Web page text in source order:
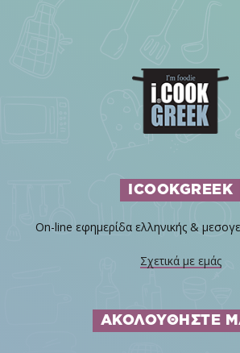
ICOOKGREEK
On-line εφημερίδα ελληνικής &
Σχετικά με εμάς
ΑΚΟΛΟΥΘΗΣΤΕ